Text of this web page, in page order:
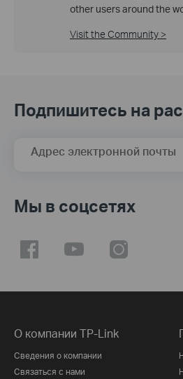
other users around the
Visit the Community >
Подпишитесь на
Адрес электронной почты
Мы в соцсетях
О компании TP-Link
Сведения о компании
Связаться с нами